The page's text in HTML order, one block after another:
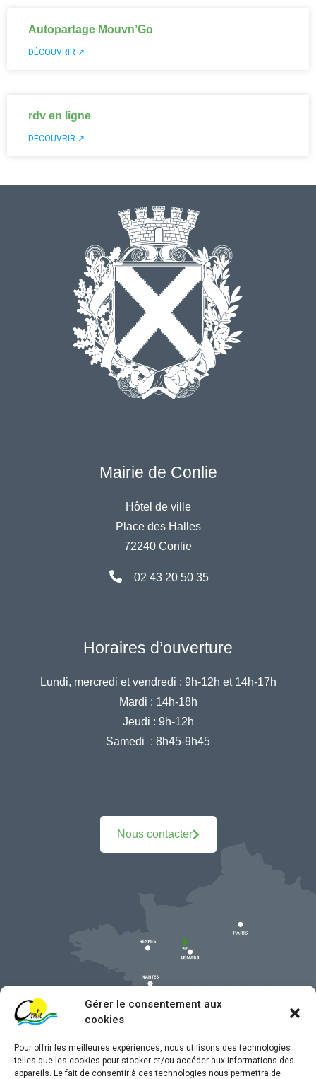
Gérer le consentement aux
cookies
Pour offrir les meilleures expériences, nous utilisons des technologies
telles que les cookies pour stocker et/ou accéder aux informations des
appareils. Le fait de consentir à ces technologies nous permettra de
Autopartage Mouvn’Go
DÉCOUVRIR ↗
rdv en ligne
DÉCOUVRIR ↗
Mairie de Conlie
Hôtel de ville
Place des Halles
72240 Conlie
02 43 20 50 35
Horaires d’ouverture
Lundi, mercredi et vendredi : 9h-12h et 14h-17h
Mardi : 14h-18h
Jeudi : 9h-12h
Samedi : 8h45-9h45
Nous contacter